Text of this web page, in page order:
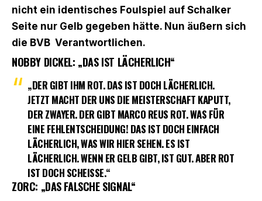
nicht ein identisches Foulspiel auf Schalker
Seite nur Gelb gegeben hätte. Nun äußern sich
die BVB Verantwortlichen.
NOBBY DICKEL: „DAS IST LÄCHERLICH“
„DER GIBT IHM ROT. DAS IST DOCH LÄCHERLICH.
JETZT MACHT DER UNS DIE MEISTERSCHAFT KAPUTT,
DER ZWAYER. DER GIBT MARCO REUS ROT. WAS FÜR
EINE FEHLENTSCHEIDUNG! DAS IST DOCH EINFACH
LÄCHERLICH, WAS WIR HIER SEHEN. ES IST
LÄCHERLICH. WENN ER GELB GIBT, IST GUT. ABER ROT
IST DOCH SCHEISSE.“
ZORC: „DAS FALSCHE SIGNAL“